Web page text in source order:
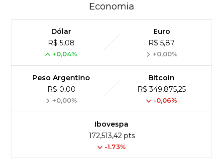
Economia
Dólar
R$ 5,08
+0,04%
Euro
R$ 5,87
+0,00%
Peso Argentino
R$ 0,00
+0,00%
Bitcoin
R$ 349,875,25
-0,06%
Ibovespa
172,513,42 pts
-1.73%